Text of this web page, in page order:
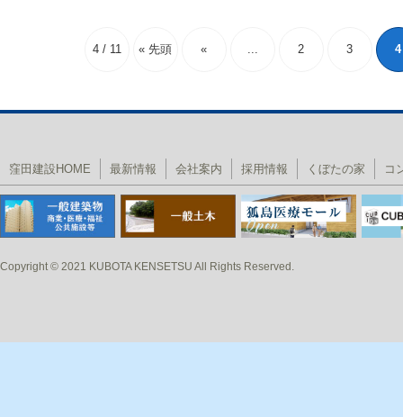
4 / 11 « 先頭 « ... 2 3 4
窪田建設HOME 最新情報 会社案内 採用情報 くぼたの家 コ
Copyright © 2021 KUBOTA KENSETSU All Rights Reserved.